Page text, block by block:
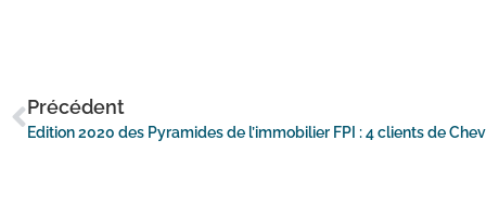
Précédent